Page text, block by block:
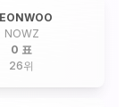
NOWZ
0 표
26위